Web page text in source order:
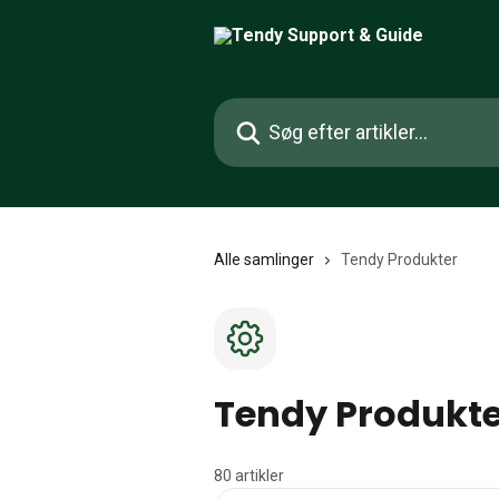
Søg efter artikler...
Alle samlinger Tendy Produkter
Tendy
80 artikler